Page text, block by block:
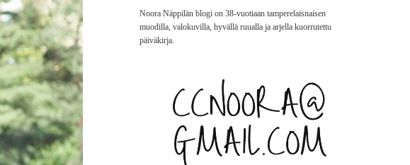
Noora Näppilän blogi on 38-vuotiaan tamperelaisnaisen
muodilla, valokuvilla, hyvällä ruualla ja arjella kuorrutettu
päiväkirja.